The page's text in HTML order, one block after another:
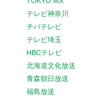
テレビ神奈川
チバテレビ
テレビ埼玉
HBCテレビ
北海道文化放送
青森朝日放送
福島放送